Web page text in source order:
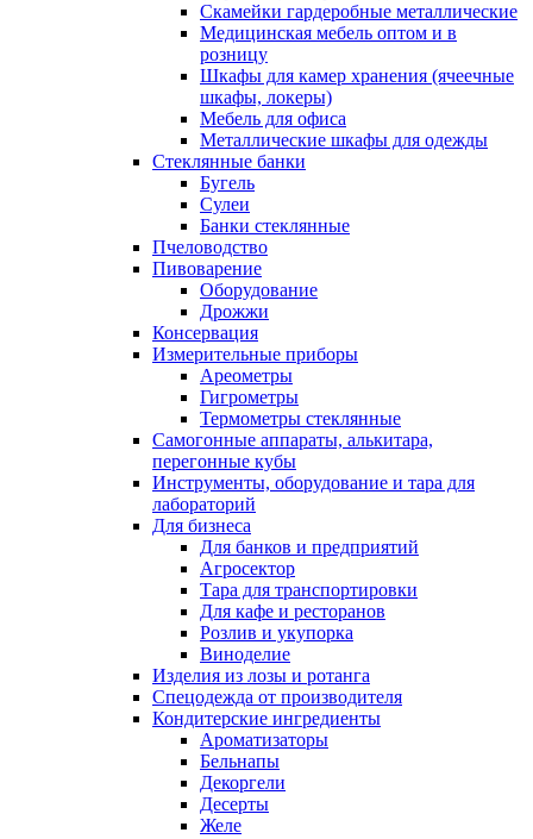
Скамейки гардеробные металлические
Медицинская мебель оптом и в
розницу
Шкафы для камер хранения (ячеечные
шкафы, локеры)
Мебель для офиса
Металлические шкафы для одежды
Стеклянные банки
Бугель
Сулеи
Банки стеклянные
Пчеловодство
Пивоварение
Оборудование
Дрожжи
Консервация
Измерительные приборы
Ареометры
Гигрометры
Термометры стеклянные
Самогонные аппараты, алькитара,
перегонные кубы
Инструменты, оборудование и тара для
лабораторий
Для бизнеса
Для банков и предприятий
Агросектор
Тара для транспортировки
Для кафе и ресторанов
Розлив и укупорка
Виноделие
Изделия из лозы и ротанга
Спецодежда от производителя
Кондитерские ингредиенты
Ароматизаторы
Бельнапы
Декоргели
Десерты
Желe